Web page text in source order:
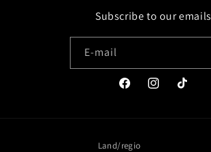
Subscribe to our emails
E‑mail
FacebookInstagramTikTok
Land/regio